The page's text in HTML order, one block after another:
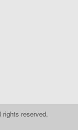
reserved.